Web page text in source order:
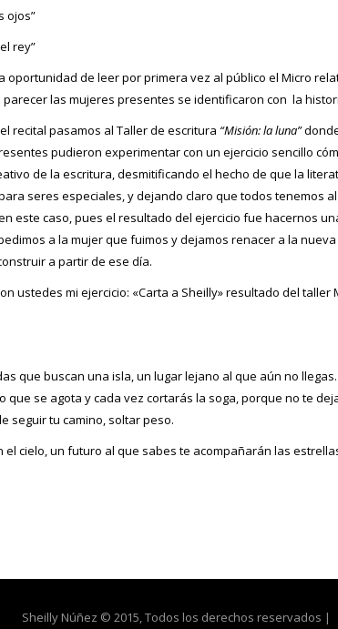
ojos”
rey”
de leer por primera vez al público el Micro
parecer las mujeres presentes se identificaron con la
recital pasamos al Taller de escritura “Misión: la luna”
pudieron experimentar con un ejercicio sencillo
de la escritura, desmitificando el hecho de que la
seres especiales, y dejando claro que todos tenemos
este caso, pues el resultado del ejercicio fue hacernos
a la mujer que fuimos y dejamos renacer a la
a partir de ese día.
ustedes mi ejercicio: «Carta a Sheilly» resultado del taller
que buscan una isla, un lugar lejano al que aún no
se agota y cada vez cortarás la soga, porque no te
seguir tu camino, soltar peso.
cielo, un futuro al que sabes te acompañarán las
Sheilly Núñez © 2015, Todos los derechos reservados |